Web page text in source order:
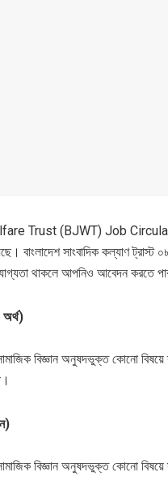
(BJWT) Job Circular
বাংলাদেশ সাংবাদিক কল্যাণ
থাকলে আপনিও আবেদন করতে
অর্থ)
সামাজিক বিজ্ঞান অনুষদভুক্ত কোনো
সামাজিক বিজ্ঞান অনুষদভুক্ত কোনো